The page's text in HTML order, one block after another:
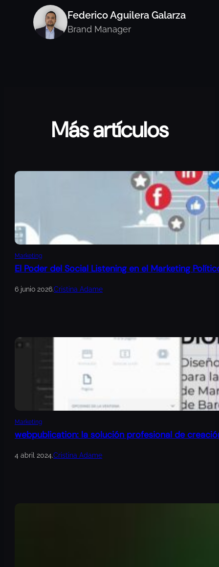
Federico Aguilera Galarza
Brand Manager
Más artículos
Marketing
El Poder del Social Listening en el Marketing
6 junio 2026.Cristina Adame
Marketing
webpublication: la solución profesional de
4 abril 2024.Cristina Adame